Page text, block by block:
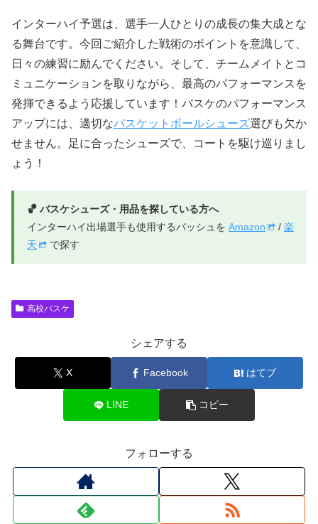
インターハイ予選は、選手一人ひとりの成長の集大成とな
る舞台です。今回ご紹介した戦術のポイントを意識して、
日々の練習に励んでください。そして、チームメイトとコ
ミュニケーションを取りながら、最高のパフォーマンスを
発揮できるよう応援しています！バスケのパフォーマンス
アップには、適切なバスケットボールシューズ選びも欠か
せません。足に合ったシューズで、コートを駆け巡りまし
ょう！
🏀 バスケシューズ・用品を探している方へ
インターハイ出場選手も使用するバッシュを Amazon / 楽
天
で探す
高校バスケ
シェアする
X Facebook はてブ
LINE コピー
フォローする